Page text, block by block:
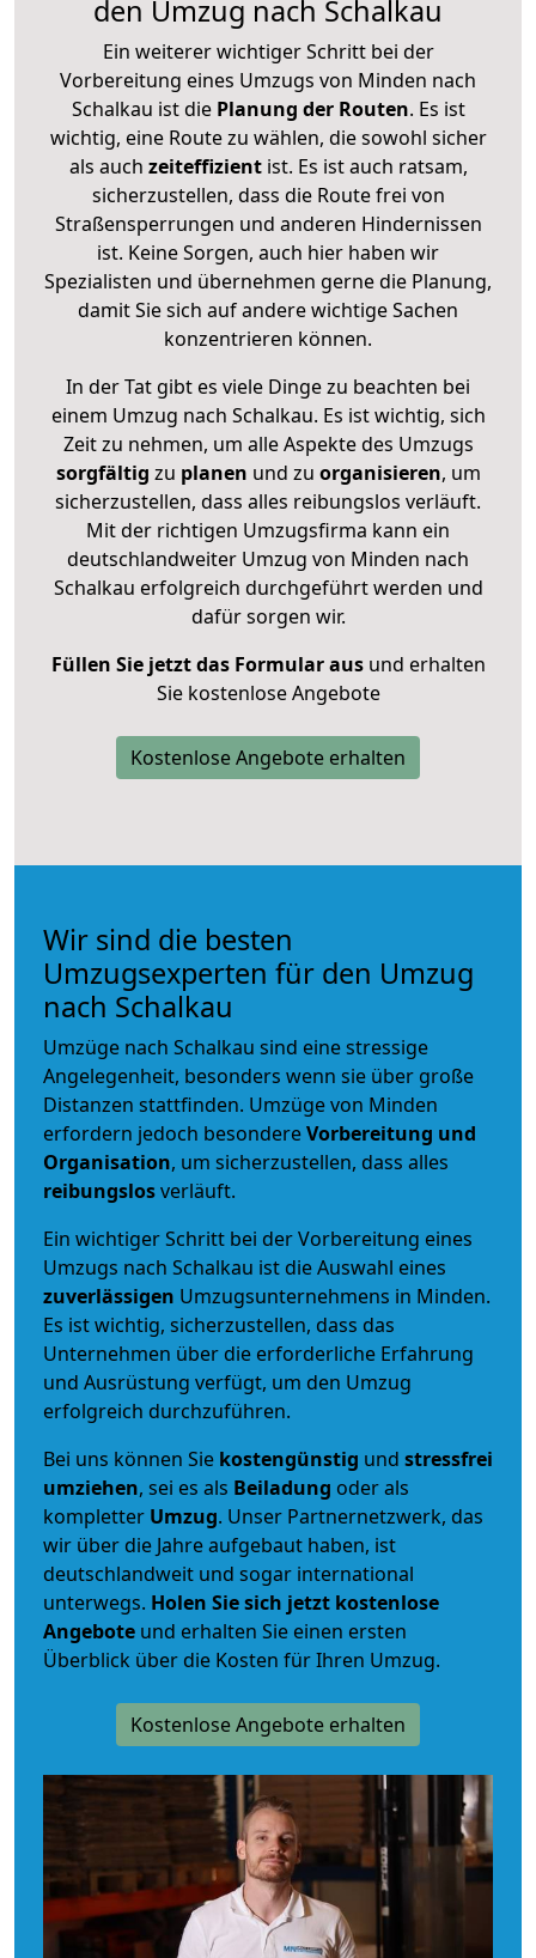
den Umzug nach Schalkau
Ein weiterer wichtiger Schritt bei der
Vorbereitung eines Umzugs von Minden nach
Schalkau ist diePlanung der Routen. Es ist
wichtig, eine Route zu wählen, die sowohl sicher
als auch zeiteffizientist. Es ist auch ratsam,
sicherzustellen, dass die Route frei von
Straßensperrungen und anderen Hindernissen
ist. Keine Sorgen, auch hier haben wir
Spezialisten und übernehmen gerne die Planung,
damit Sie sich auf andere wichtige Sachen
konzentrieren können.
In der Tat gibt es viele Dinge zu beachten bei
einem Umzug nach Schalkau. Es ist wichtig, sich
Zeit zu nehmen, um alle Aspekte des Umzugs
sorgfältig zu planen und zu organisieren, um
sicherzustellen, dass alles reibungslos verläuft.
Mit der richtigen Umzugsfirma kann ein
deutschlandweiter Umzug von Minden nach
Schalkau erfolgreich durchgeführt werden und
dafür sorgen wir.
Füllen Sie jetzt das Formular ausund erhalten
Sie kostenlose Angebote
Kostenlose Angebote erhalten
Wir sind die besten
Umzugsexperten für den Umzug
nach Schalkau
Umzüge nach Schalkau sind eine stressige
Angelegenheit, besonders wenn sie über große
Distanzen stattfinden. Umzüge von Minden
erfordern jedoch besondereVorbereitung und
Organisation, um sicherzustellen, dass alles
reibungslosverläuft.
Ein wichtiger Schritt bei der Vorbereitung eines
Umzugs nach Schalkau ist die Auswahl eines
zuverlässigen Umzugsunternehmens in Minden.
Es ist wichtig, sicherzustellen, dass das
Unternehmen über die erforderliche Erfahrung
und Ausrüstung verfügt, um den Umzug
erfolgreich durchzuführen.
Bei uns können Sie kostengünstig und stressfrei
umziehen, sei es als Beiladung oder als
kompletter Umzug. Unser Partnernetzwerk, das
wir über die Jahre aufgebaut haben, ist
deutschlandweit und sogar international
unterwegs. Holen Sie sich jetzt kostenlose
Angebote und erhalten Sie einen ersten
Überblick über die Kosten für Ihren Umzug.
Kostenlose Angebote erhalten